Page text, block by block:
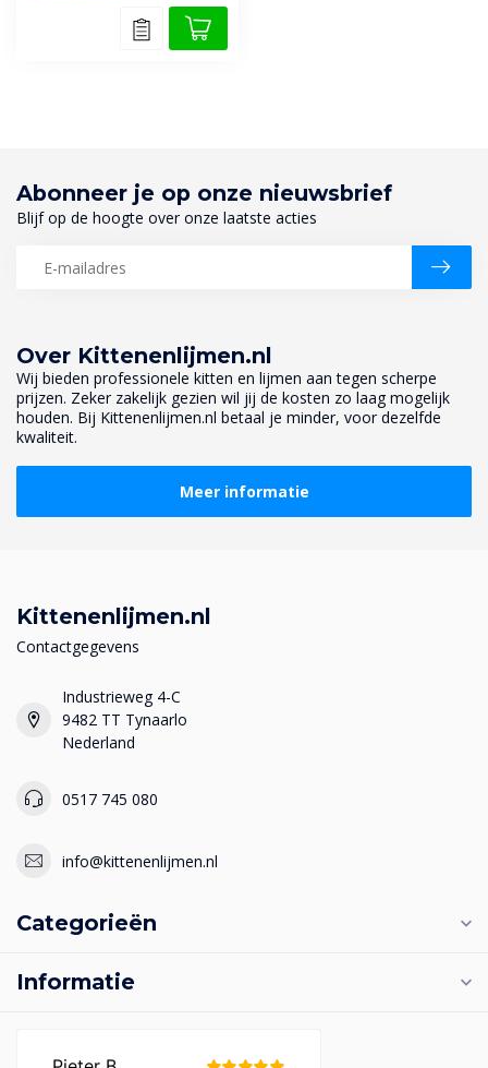
Over Kittenenlijmen.nl
Wij bieden professionele kitten en lijmen aan tegen scherpe
prijzen. Zeker zakelijk gezien wil jij de kosten zo laag mogelijk
houden. Bij Kittenenlijmen.nl betaal je minder, voor dezelfde
kwaliteit.
Meer informatie
Abonneer je op onze nieuwsbrief
Blijf op de hoogte over onze laatste acties
Kittenenlijmen.nl
Contactgegevens
Industrieweg 4-C
9482 TT Tynaarlo
Nederland
0517 745 080
info@kittenenlijmen.nl
Categorieën
Informatie